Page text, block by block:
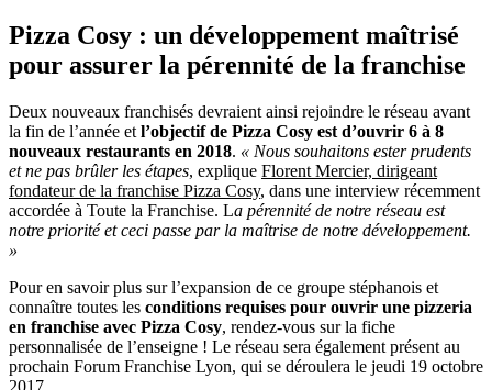
Pizza Cosy : un développement maîtrisé
pour assurer la pérennité de la franchise
Deux nouveaux franchisés devraient ainsi rejoindre le réseau avant
la fin de l’année et l’objectif de Pizza Cosy est d’ouvrir 6 à 8
nouveaux restaurants en 2018. « Nous souhaitons ester prudents
et ne pas brûler les étapes, explique Florent Mercier, dirigeant
fondateur de la franchise Pizza Cosy, dans une interview récemment
accordée à Toute la Franchise. La pérennité de notre réseau est
notre priorité et ceci passe par la maîtrise de notre développement.
»
Pour en savoir plus sur l’expansion de ce groupe stéphanois et
connaître toutes les conditions requises pour ouvrir une pizzeria
en franchise avec Pizza Cosy, rendez-vous sur la fiche
personnalisée de l’enseigne ! Le réseau sera également présent au
prochain Forum Franchise Lyon, qui se déroulera le jeudi 19 octobre
2017.